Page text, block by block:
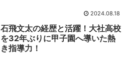
2024.08.18
石飛文太の経歴と活躍！大社高校
を32年ぶりに甲子園へ導いた熱
き指導力！